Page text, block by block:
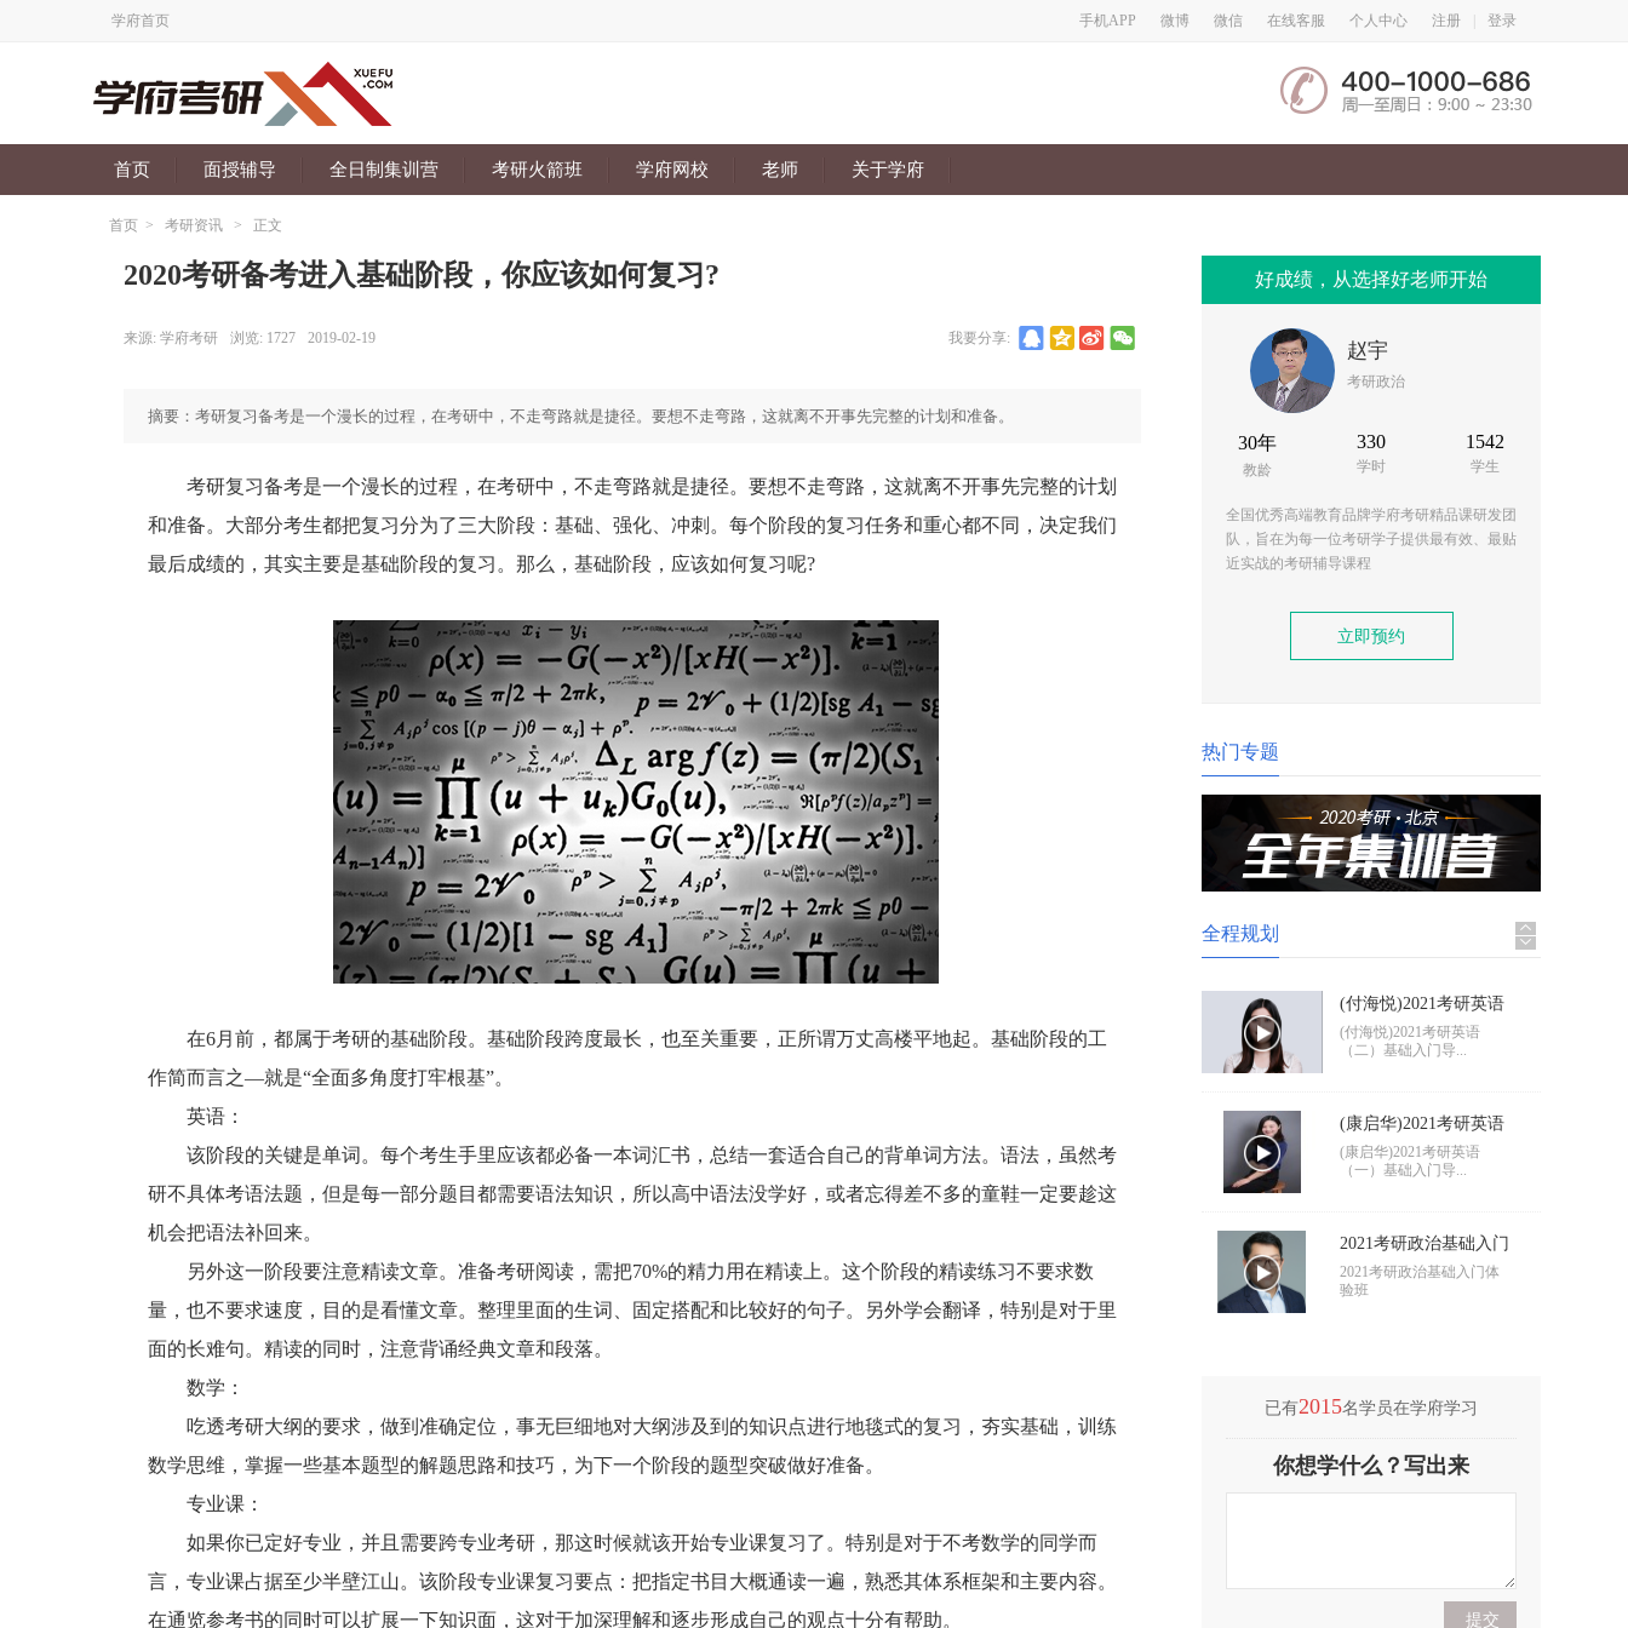
学府首页 手机APP 微博 微信 在线客服 个人中心 注册 登录
首页 面授辅导 全日制集训营 考研火箭班 学府网校 老师 关于学府
首页 > 考研资讯 > 正文
2020考研备考进入基础阶段，你应该如何复习?
来源: 学府考研 浏览: 1727 2019-02-19 我要分享:
摘要：考研复习备考是一个漫长的过程，在考研中，不走弯路就是捷径。要想不走弯路，这就离不开事先完整的计划和准备。
考研复习备考是一个漫长的过程，在考研中，不走弯路就是捷径。要想不走弯路，这就离不开事先完整的计划
和准备。大部分考生都把复习分为了三大阶段：基础、强化、冲刺。每个阶段的复习任务和重心都不同，决定我们
最后成绩的，其实主要是基础阶段的复习。那么，基础阶段，应该如何复习呢?
在6月前，都属于考研的基础阶段。基础阶段跨度最长，也至关重要，正所谓万丈高楼平地起。基础阶段的工
作简而言之—就是“全面多角度打牢根基”。
英语：
该阶段的关键是单词。每个考生手里应该都必备一本词汇书，总结一套适合自己的背单词方法。语法，虽然考
研不具体考语法题，但是每一部分题目都需要语法知识，所以高中语法没学好，或者忘得差不多的童鞋一定要趁这
机会把语法补回来。
另外这一阶段要注意精读文章。准备考研阅读，需把70%的精力用在精读上。这个阶段的精读练习不要求数
量，也不要求速度，目的是看懂文章。整理里面的生词、固定搭配和比较好的句子。另外学会翻译，特别是对于里
面的长难句。精读的同时，注意背诵经典文章和段落。
数学：
吃透考研大纲的要求，做到准确定位，事无巨细地对大纲涉及到的知识点进行地毯式的复习，夯实基础，训练
数学思维，掌握一些基本题型的解题思路和技巧，为下一个阶段的题型突破做好准备。
专业课：
如果你已定好专业，并且需要跨专业考研，那这时候就该开始专业课复习了。特别是对于不考数学的同学而
言，专业课占据至少半壁江山。该阶段专业课复习要点：把指定书目大概通读一遍，熟悉其体系框架和主要内容。
在通览参考书的同时可以扩展一下知识面，这对于加深理解和逐步形成自己的观点十分有帮助。
好成绩，从选择好老师开始
赵宇
考研政治
30年
教龄
330
学时
1542
学生
全国优秀高端教育品牌学府考研精品课研发团
队，旨在为每一位考研学子提供最有效、最贴
近实战的考研辅导课程
立即预约
热门专题
全程规划
(付海悦)2021考研英语
2021考研政治基础入门
导学
2021考研政治基础入门体
验班
(付海悦)2021考研英语
（二）基础入门导学
(付海悦)2021考研英语
（二）基础入门导...
(康启华)2021考研英语
（一）基础入门导学
(康启华)2021考研英语
（一）基础入门导...
2021考研政治基础入门
导学
2021考研政治基础入门体
验班
(付海悦)2021考研英语
（二）基础入门导学
(付海悦)2021考研英语
（二）基础入门导...
（一）基础入门导学
(康启华)2021考研英语
（一）基础入门导...
已有2015名学员在学府学习
你想学什么？写出来